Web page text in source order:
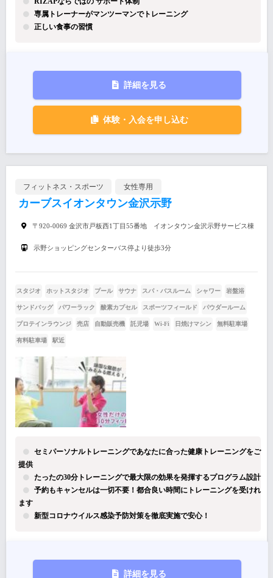
専属トレーナーがマンツーマンでトレーニング
正しい食事の習慣
詳細を見る
体験・入会を申し込む
フィットネス・スポーツ 女性専用
カーブスイオンタウン金沢示野
〒920-0069 金沢市戸板西1丁目55番地 イオンタウン金沢示野サービス棟
示野ショッピングセンターバス停より徒歩3分
スタジオ ホットスタジオ プール サウナ スパ・バスルーム シャワー 岩盤浴
サンドバッグ パワーラック 酸素カプセル スポーツフィールド パウダールーム
プロテインラウンジ 売店 自動販売機 託児場 Wi-Fi 日焼けマシン 無料駐車場
有料駐車場 駅近
セミパーソナルトレーニングであなたに合った健康トレーニングをご
提供
たったの30分トレーニングで最大限の効果を発揮するプログラム設計
予約もキャンセルは一切不要！都合良い時間にトレーニングを受けれ
ます
新型コロナウイルス感染予防対策を徹底実施で安心！
詳細を見る